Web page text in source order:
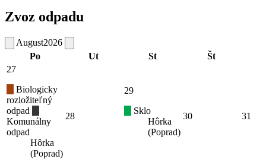
Zvoz odpadu
August2026
Po
Ut St Št
27
Biologicky
rozložiteľný
odpad
Komunálny
odpad
Hôrka
(Poprad)
28
29
Sklo
Hôrka
(Poprad)
30 31